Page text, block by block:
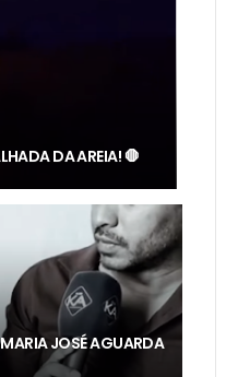
DA AREIA! 🛑
JOSÉ AGUARDA